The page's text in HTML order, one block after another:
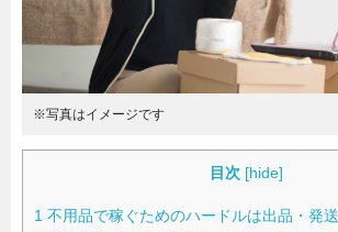
※写真はイメージです
目次 [hide]
1 不用品で稼ぐためのハードルは出品・発